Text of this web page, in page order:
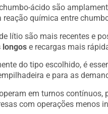
ácido são
reação química entre
lítio são mais recentes e
longos e recargas mais
do tipo escolhido, é
e para as
em turnos
com operações menos